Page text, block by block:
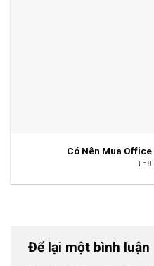
Có Nên Mua
Th8
Để lại một bình luận